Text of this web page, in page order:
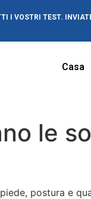
I VOSTRI TEST.
Casa
le
postura e